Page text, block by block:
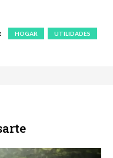
HOGAR UTILIDADES